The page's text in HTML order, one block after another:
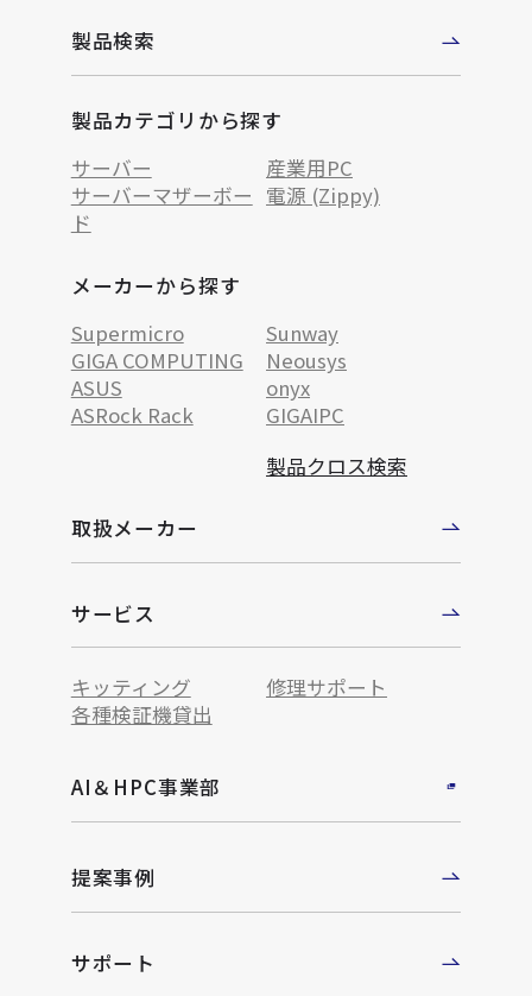
製品検索
製品カテゴリから探す
サーバー
産業用PC
サーバーマザーボー
ド
電源 (Zippy)
メーカーから探す
Supermicro
Sunway
GIGA COMPUTING
Neousys
ASUS
onyx
ASRock Rack
GIGAIPC
製品クロス検索
取扱メーカー
サービス
キッティング
修理サポート
各種検証機貸出
AI＆HPC事業部
提案事例
サポート